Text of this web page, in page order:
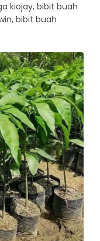
kiojay, bibit buah
bibit buah